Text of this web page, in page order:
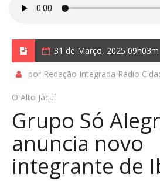
31 de Março, 2025 09h03m
por Redação Integrada Rádio
O Alto Jacuí
Grupo Só
anuncia novo
integrante de